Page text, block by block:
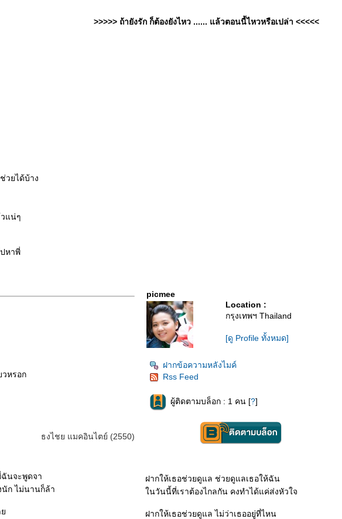
>>>>> ถ้ายังรัก ก็ต้องยังไหว ...... แล้วตอนนี้ไหวหรือเปล่า <<<<<
วยได้บ้าง
แน่ๆ
หาพี่
วหรอก
ธงไชย แมคอินไตย์ (2550)
ฉันจะพูดจา
นัก ไม่นานก็ล้า
picmee
Location :
กรุงเทพฯ Thailand
[ดู Profile ทั้งหมด]
ฝากข้อความหลังไมค์
Rss Feed
ผู้ติดตามบล็อก : 1 คน [?]
ฝากให้เธอช่วยดูแล ช่วยดูแลเธอให้ฉัน
นวันนี้ที่เราต้องไกลกัน คงทำได้แค่ส่งหัวใจ
ฝากให้เธอช่วยดูแล ไม่ว่าเธออยู่ที่ไหน